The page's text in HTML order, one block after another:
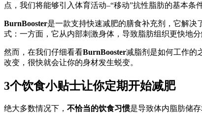
点，我们将能够引入体育活动–“移动”抗性脂肪的基本
BurnBooster是一款支持快速减肥的膳食补充剂，它解
式：一方面，它从内部刺激身体，导致脂肪组织更快地
然而，在我们仔细看看BurnBooster减脂剂是如何工作的
改变，很快就会让你的身材发生蜕变。
3个饮食小贴士让你定期开始减肥
绝大多数情况下， 不恰当的饮食习惯是导致体内脂肪储